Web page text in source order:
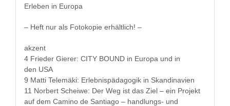
Erleben in Europa
– Heft nur als Fotokopie erhältlich! –
akzent
4 Frieder Gier­er: CITY BOUND in Europa und in
den USA
9 Mat­ti Telemä­ki: Erleb­nis­päd­a­gogik in Skandinavien
11 Nor­bert Schei­we: Der Weg ist das Ziel – ein Pro­jekt
auf dem Camino de San­ti­a­go – hand­lungs- und